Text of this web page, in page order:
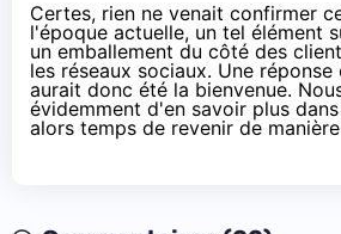
Certes, rien ne venait confirmer
l'époque actuelle, un tel élément
un emballement du côté des
les réseaux sociaux. Une
aurait donc été la bienvenue.
évidemment d'en savoir plus
alors temps de revenir de